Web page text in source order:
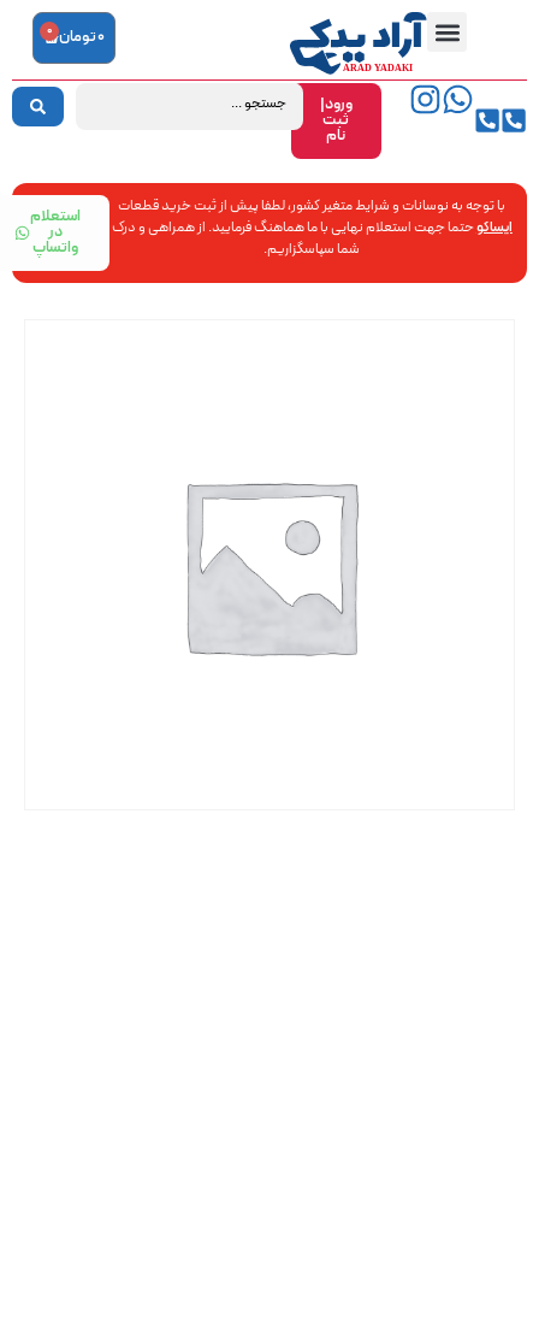
ورود|
ثبت
نام
0تومان 0
با توجه به نوسانات و شرایط متغیر کشور، لطفا پیش از ثبت خرید قطعات
ایساکوحتما جهت استعلام نهایی با ما هماهنگ فرمایید. از همراهی و درک
شما سپاسگزاریم.
استعلام
در
واتساپ